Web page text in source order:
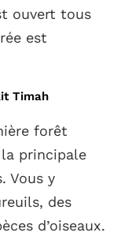
ouvert tous
est
Timah
forêt
principale
Vous y
des
d’oiseaux.